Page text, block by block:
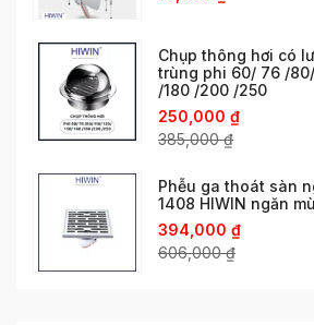
Chụp thông hơi có
trùng phi 60/ 76 /80/
/180 /200 /250
250,000 ₫
385,000₫
Phễu ga thoát sàn
1408 HIWIN ngăn
394,000 ₫
606,000₫